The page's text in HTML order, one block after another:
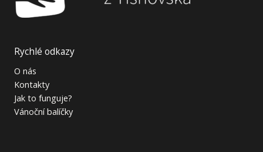
Rychlé odkazy
O nás
Kontakty
Jak to funguje?
Vánoční balíčky